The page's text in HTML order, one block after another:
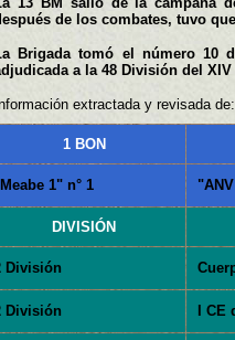
de los combates, tuvo
Brigada tomó el número 10
a la 48 División del
extractada y revisada
1 BON
1" n° 1
DIVISIÓN
División
División I